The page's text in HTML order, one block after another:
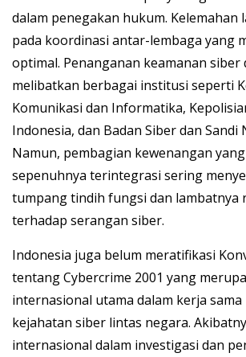
dalam penegakan hukum. Kelemahan
pada koordinasi antar-lembaga yang
optimal. Penanganan keamanan siber
melibatkan berbagai institusi seperti
Komunikasi dan Informatika,
Indonesia, dan Badan Siber dan Sandi
Namun, pembagian kewenangan
sepenuhnya terintegrasi sering
tumpang tindih fungsi dan lambatnya
terhadap serangan siber.
Indonesia juga belum meratifikasi
tentang Cybercrime 2001 yang
internasional utama dalam kerja
kejahatan siber lintas negara.
internasional dalam investigasi dan